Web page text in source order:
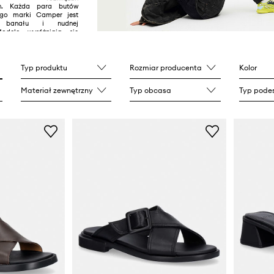
Każda para butów
marki Camper jest
banału i nudnej
wyróżniają się
Typ produktu Rozmiar producenta Kolor
Materiał zewnętrzny Typ obcasa Typ